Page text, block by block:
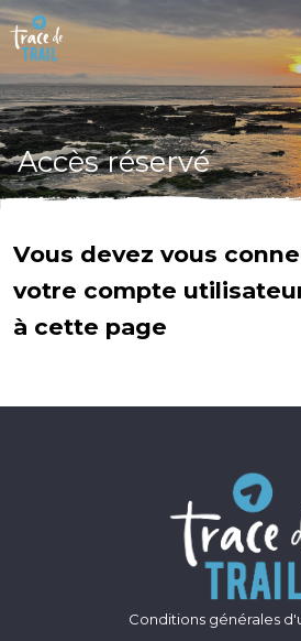
Accès réservé
Vous devez vous
votre compte
à cette page
Conditions générales